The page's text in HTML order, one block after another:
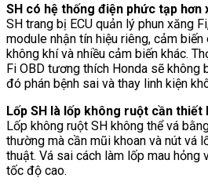
SH có hệ thống điện phức tạp hơn
SH trang bị ECU quản lý phun xăng
module nhận tín hiệu riêng, cảm
không khí và nhiều cảm biến khác.
Fi OBD tương thích Honda sẽ
đó phán bệnh sai và thay linh kiện
Lốp SH là lốp không ruột cần thiết
Lốp không ruột SH không thể vá
thường mà cần mũi khoan và nút vá
thuật. Vá sai cách làm lốp mau hỏng
tốc độ cao.